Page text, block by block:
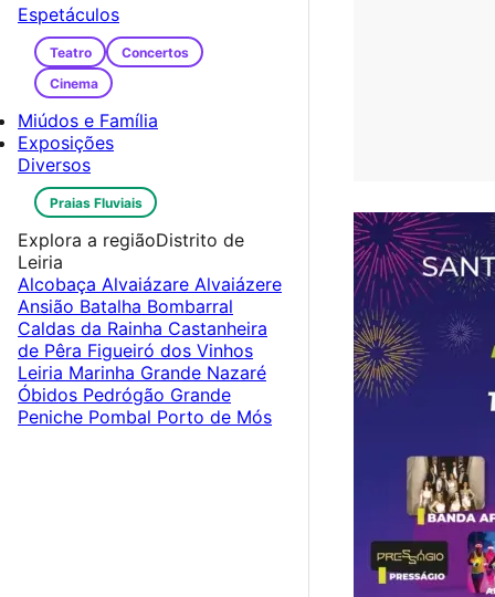
Espetáculos
Teatro
Concertos
Cinema
Miúdos e Família
Exposições
Diversos
Praias Fluviais
Explora a regiãoDistrito de
Leiria
Alcobaça Alvaiázare Alvaiázere
Ansião Batalha Bombarral
Caldas da Rainha Castanheira
de Pêra Figueiró dos Vinhos
Leiria Marinha Grande Nazaré
Óbidos Pedrógão Grande
Peniche Pombal Porto de Mós